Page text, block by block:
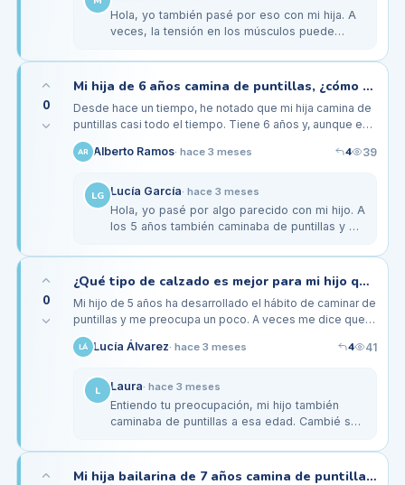
Hola, yo también pasé por eso con mi hija. A
veces, la tensión en los músculos puede
recomendaría que lo lleves a un…
0
Mi hija de 6 años camina de puntillas, ¿cómo afecta su postura a largo plazo?
Desde hace un tiempo, he notado que mi hija camina de
puntillas casi todo el tiempo. Tiene 6 años y, aunque es
muy activa, me preocupa cómo esto puede estar
afectando su postura y…
AR Alberto Ramos· hace 3 meses 4 39
LG Lucía García· hace 3 meses
Hola, yo pasé por algo parecido con mi hijo. A
los 5 años también caminaba de puntillas y el
un fisioterapeuta. La…
0
¿Qué tipo de calzado es mejor para mi hijo que camina de puntillas a los 5 años?
Mi hijo de 5 años ha desarrollado el hábito de caminar de
puntillas y me preocupa un poco. A veces me dice que
le duelen los pies después de estar mucho tiempo en
casa. He notado…
LÁ Lucía Álvarez· hace 3 meses 4 41
L Laura· hace 3 meses
Entiendo tu preocupación, mi hijo también
caminaba de puntillas a esa edad. Cambié sus
como las de la marca Geox,…
Mi hija bailarina de 7 años camina de puntillas, ¿debo preocuparme por su desarrollo?